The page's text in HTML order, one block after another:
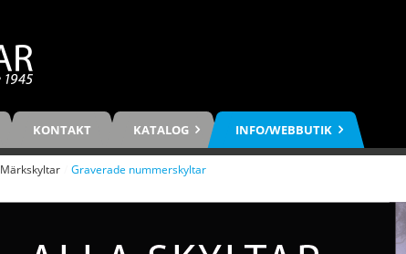
KONTAKT KATALOG INFO/WEBBUTIK
Märkskyltar Graverade nummerskyltar